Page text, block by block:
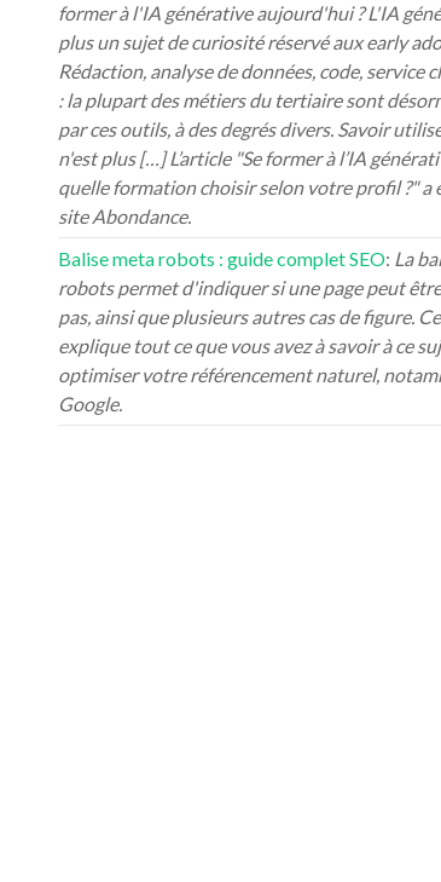
former à l'IA générative aujourd'hui ? L'IA
plus un sujet de curiosité réservé aux early
Rédaction, analyse de données, code, service
: la plupart des métiers du tertiaire sont
par ces outils, à des degrés divers. Savoir
n'est plus […] L’article "Se former à l’IA
quelle formation choisir selon votre profil ?" a
site Abondance.
Balise meta robots : guide complet SEO: La
robots permet d'indiquer si une page peut
pas, ainsi que plusieurs autres cas de figure.
explique tout ce que vous avez à savoir à ce
optimiser votre référencement naturel,
Google.